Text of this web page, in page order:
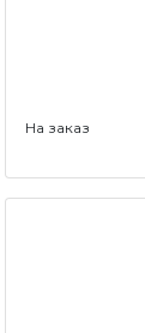
На заказ